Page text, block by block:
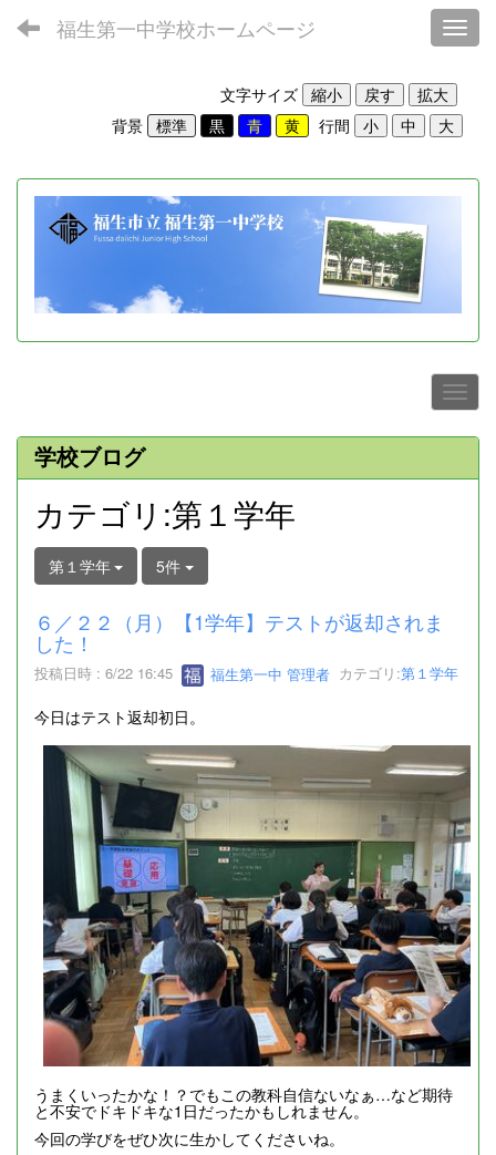
福生第一中学校ホームページ
文字サイズ
背景
行間
学校ブログ
カテゴリ:第１学年
第１学年 5件
６／２２（月）【1学年】テストが返却されま
した！
投稿日時 : 6/22 16:45 福生第一中 管理者 カテゴリ:第１学年
今日はテスト返却初日。
うまくいったかな！？でもこの教科自信ないなぁ…など期待
と不安でドキドキな1日だったかもしれません。
今回の学びをぜひ次に生かしてくださいね。